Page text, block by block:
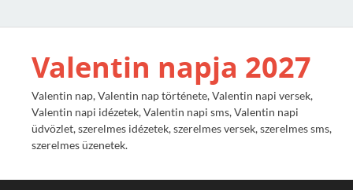
Valentin napja 2027
Valentin nap, Valentin nap története, Valentin napi versek,
Valentin napi idézetek, Valentin napi sms, Valentin napi
üdvözlet, szerelmes idézetek, szerelmes versek, szerelmes sms,
szerelmes üzenetek.